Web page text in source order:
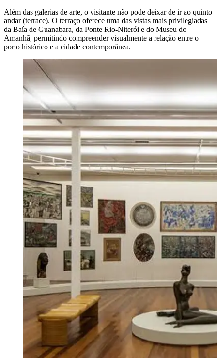
Além das galerias de arte, o visitante não pode deixar de ir ao quinto
andar (terrace). O terraço oferece uma das vistas mais privilegiadas
da Baía de Guanabara, da Ponte Rio-Niterói e do Museu do
Amanhã, permitindo compreender visualmente a relação entre o
porto histórico e a cidade contemporânea.